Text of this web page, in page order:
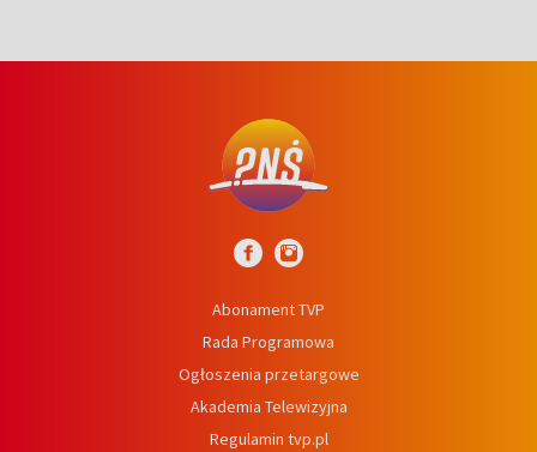
Abonament TVP
Rada Programowa
Ogłoszenia przetargowe
Akademia Telewizyjna
Regulamin tvp.pl